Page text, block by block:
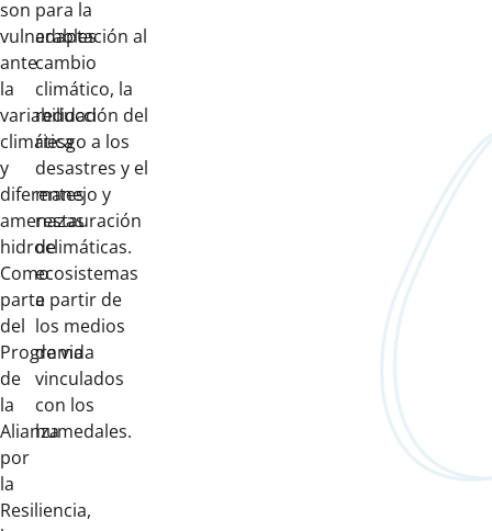
son
vulnerables
ante
la
variabilidad
climática
y
diferentes
amenazas
hidroclimáticas.
Como
parte
del
Programa
de
la
Alianza
por
la
Resiliencia,
para la
adaptación al
cambio
climático, la
reducción del
riesgo a los
desastres y el
manejo y
restauración
de
ecosistemas
a partir de
los medios
de vida
vinculados
con los
humedales.